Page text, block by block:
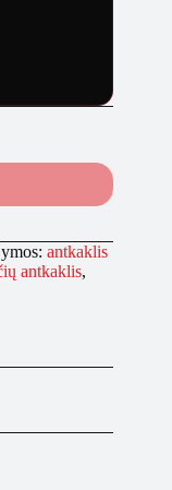
antkaklis
antkaklis,